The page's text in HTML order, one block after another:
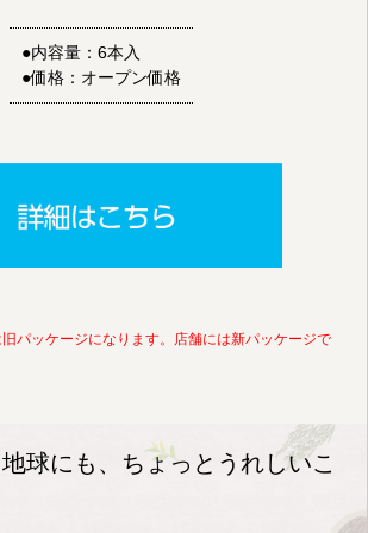
●内容量：6本入
●価格：オープン価格
パッケージになります。店舗には新パッケージで
球にも、 ちょっとうれしいこ